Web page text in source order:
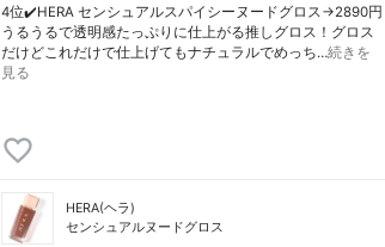
4位✔️HERA センシュアルスパイシーヌードグロス→2890円
うるうるで透明感たっぷりに仕上がる推しグロス！グロス
だけどこれだけで仕上げてもナチュラルでめっち…続きを
見る
HERA(ヘラ)
センシュアルヌードグロス